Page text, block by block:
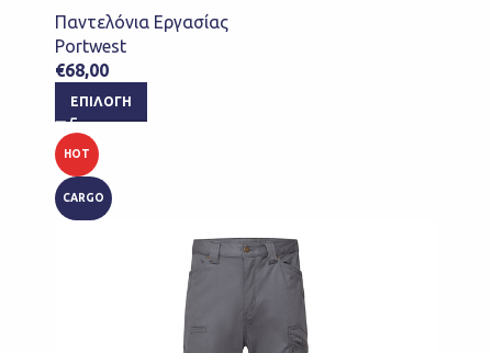
Παντελόνια Εργασίας
Portwest
€68,00
ΕΠΙΛΟΓΉ
HOT
CARGO